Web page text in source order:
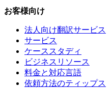
お客様向け
法人向け翻訳サービス
サービス
ケーススタディ
ビジネスリソース
料金と対応言語
依頼方法のティップス